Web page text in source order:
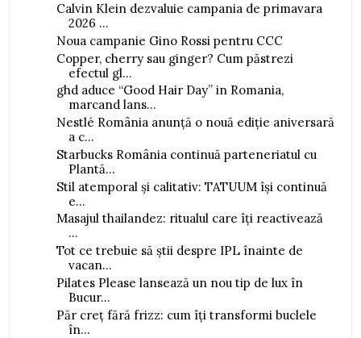
Calvin Klein dezvaluie campania de primavara
2026 ...
Noua campanie Gino Rossi pentru CCC
Copper, cherry sau ginger? Cum păstrezi
efectul gl...
ghd aduce “Good Hair Day” in Romania,
marcand lans...
Nestlé România anunță o nouă ediție aniversară
a c...
Starbucks România continuă parteneriatul cu
Plantă...
Stil atemporal și calitativ: TATUUM își continuă
e...
Masajul thailandez: ritualul care îți reactivează
...
Tot ce trebuie să știi despre IPL înainte de
vacan...
Pilates Please lansează un nou tip de lux în
Bucur...
Păr creț fără frizz: cum îți transformi buclele
în...